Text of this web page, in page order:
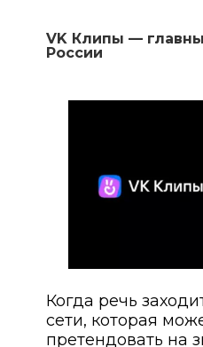
VK Клипы —
России
Когда речь
сети, которая
претендовать на